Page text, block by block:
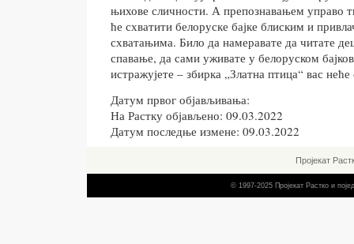
њихове сличности. А препознавањем управо
ће схватити белоруске бајке блиским и
схватањима. Било да намеравате да читате
спавање, да сами уживате у белоруском
истражујете – збирка „Златна птица“ вас
Датум првог објављивања:
На Растку објављено: 09.03.2022
Датум последње измене: 09.03.2022
Пројекат
© 1997-2025 Пројекат Растко и